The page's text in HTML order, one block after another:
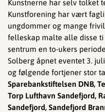
Kunstnerne har selv tolket
Kunstforening har vært
ungdommer og mange
felleskap malte alle disse ti
sentrum en to-ukers
Solberg åpnet eventet 3.
og følgende fortjener stor
Sparebankstiftelsen DNB,
Torp Lufthavn Sandefjord,
Sandefjord, Sandefjord